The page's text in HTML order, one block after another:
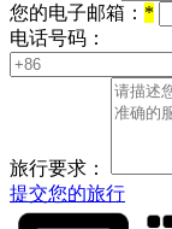
您的电子邮箱： *
电话号码：
旅行要求：
提交您的旅行